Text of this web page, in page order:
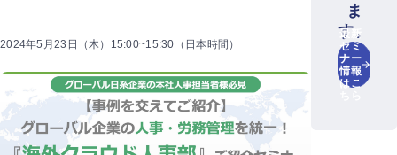
2024年5月23日（木）15:00~15:30（日本時間）
ま
す。
最新
セミ
ナー
情報
はこ